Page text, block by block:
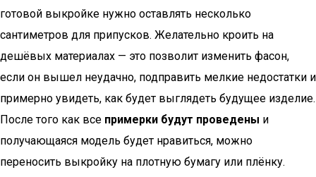
готовой выкройке нужно оставлять несколько
сантиметров для припусков. Желательно кроить на
дешёвых материалах — это позволит изменить фасон,
если он вышел неудачно, подправить мелкие недостатки и
примерно увидеть, как будет выглядеть будущее изделие.
После того как все примерки будут проведены и
получающаяся модель будет нравиться, можно
переносить выкройку на плотную бумагу или плёнку.